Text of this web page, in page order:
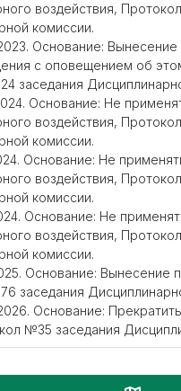
воздействия,
комиссии.
Основание: Вынесение
с оповещением об
заседания
Основание: Не
воздействия,
комиссии.
Основание: Не
воздействия,
комиссии.
Основание: Не
воздействия,
комиссии.
Основание: Вынесение
заседания
Основание:
№35 заседания